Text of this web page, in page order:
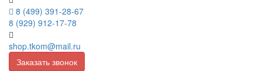
8 (499) 391-28-67
8 (929) 912-17-78
shop.tkom@mail.ru
Заказать звонок